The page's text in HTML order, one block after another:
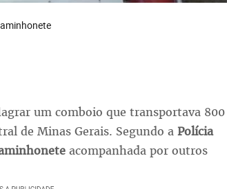
um comboio que transportava 800
de Minas Gerais. Segundo a Polícia
acompanhada por outros